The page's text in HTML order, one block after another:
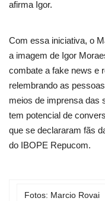
afirma Igor.
Com essa iniciativa, o
a imagem de Igor
combate a fake news e
relembrando as
meios de imprensa das
tem potencial de
que se declararam fãs
do IBOPE Repucom.
Fotos: Marcio Rovai